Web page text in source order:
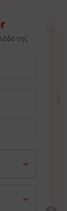
της